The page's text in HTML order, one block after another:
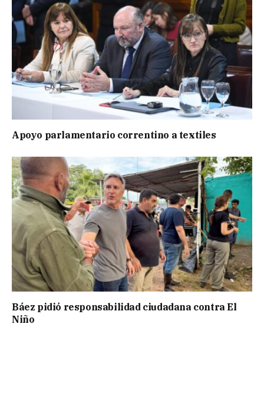
Apoyo parlamentario correntino a textiles
Báez pidió responsabilidad ciudadana contra El
Niño